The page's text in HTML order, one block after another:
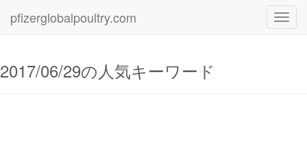
pfizerglobalpoultry.com
2017/06/29の人気キーワード